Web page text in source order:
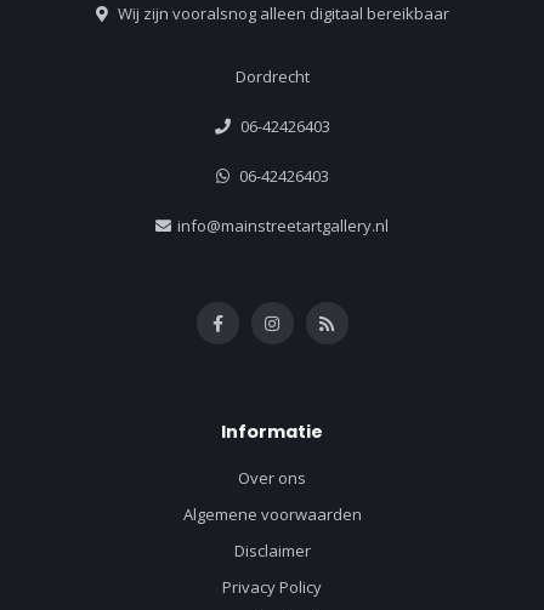
Wij zijn vooralsnog alleen digitaal bereikbaar
Dordrecht
06-42426403
06-42426403
info@mainstreetartgallery.nl
Informatie
Over ons
Algemene voorwaarden
Disclaimer
Privacy Policy